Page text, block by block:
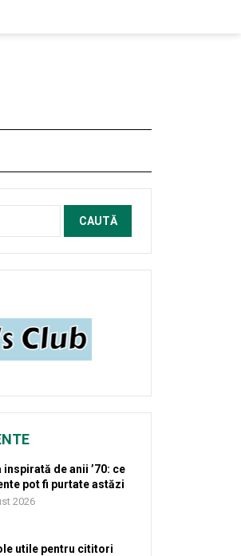
inspirată de anii ’70: ce
pot fi purtate astăzi
2026
utile pentru cititori